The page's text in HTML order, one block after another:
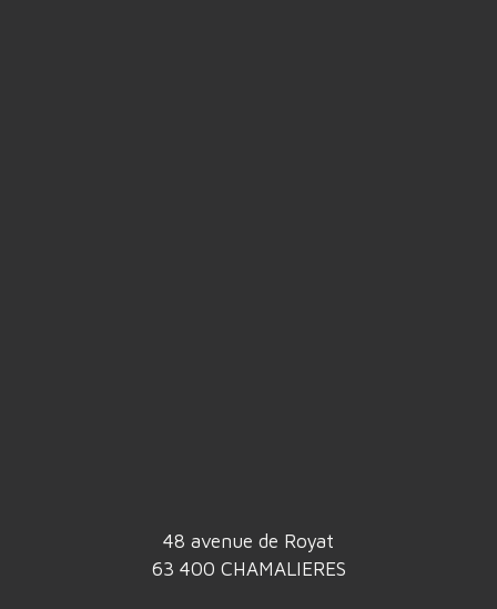
48 avenue de Royat
63 400 CHAMALIERES